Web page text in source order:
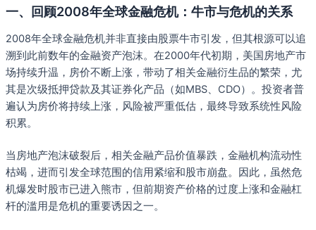
一、回顾2008年全球金融危机：牛市与危机的关系
2008年全球金融危机并非直接由股票牛市引发，但其根源可以追
溯到此前数年的金融资产泡沫。在2000年代初期，美国房地产市
场持续升温，房价不断上涨，带动了相关金融衍生品的繁荣，尤
其是次级抵押贷款及其证券化产品（如MBS、CDO）。投资者普
遍认为房价将持续上涨，风险被严重低估，最终导致系统性风险
积累。
当房地产泡沫破裂后，相关金融产品价值暴跌，金融机构流动性
枯竭，进而引发全球范围的信用紧缩和股市崩盘。因此，虽然危
机爆发时股市已进入熊市，但前期资产价格的过度上涨和金融杠
杆的滥用是危机的重要诱因之一。